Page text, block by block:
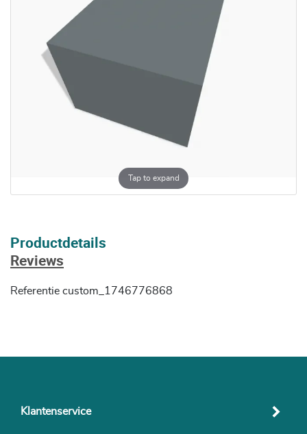
Tap to expand
Productdetails
Reviews
Referentie custom_1746776868
Klantenservice